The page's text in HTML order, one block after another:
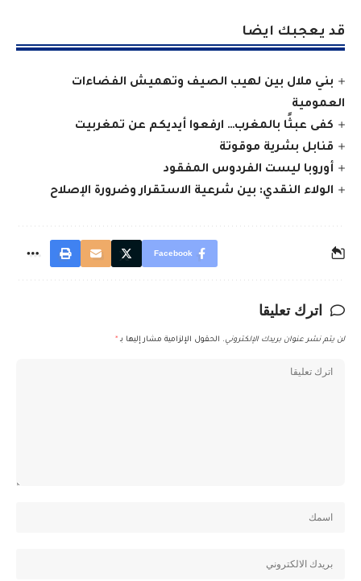
قد يعجبك ايضا
بني ملال بين لهيب الصيف وتهميش الفضاءات
العمومية
كفى عبثًا بالمغرب… ارفعوا أيديكم عن تمغربيت
قنابل بشرية موقوتة
أوروبا ليست الفردوس المفقود
الولاء النقدي: بين شرعية الاستقرار وضرورة الإصلاح
Facebook
اترك تعليقا
لن يتم نشر عنوان بريدك الإلكتروني. الحقول الإلزامية مشار إليها بـ *